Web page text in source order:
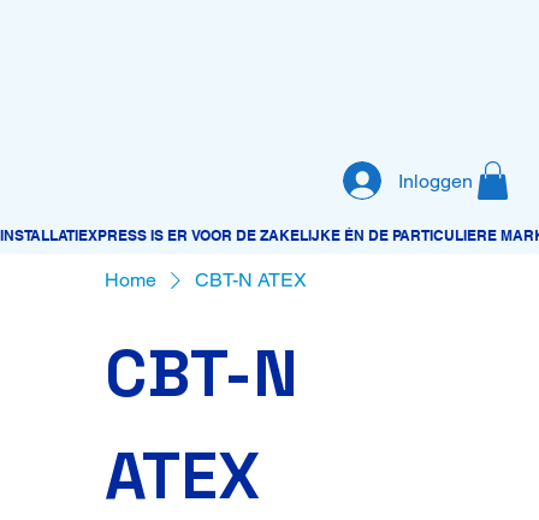
Inloggen
Home CBT-N ATEX
CBT-N
ATEX